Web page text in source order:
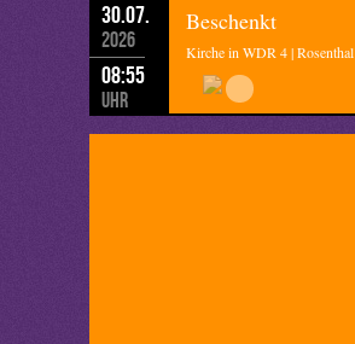
30.07.
2026
08:55
Uhr
Beschenkt
Kirche in WDR 4 | Rosenthal